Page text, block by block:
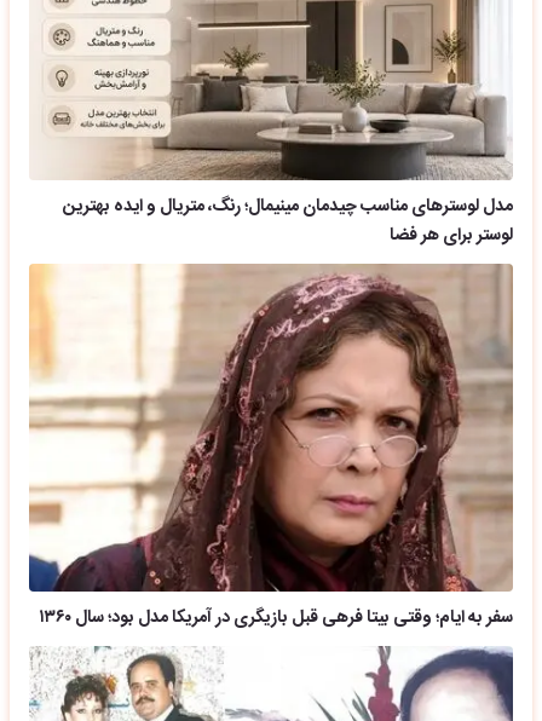
مدل لوسترهای مناسب چیدمان مینیمال؛ رنگ، متریال و ایده بهترین
لوستر برای هر فضا
سفر به ایام؛ وقتی بیتا فرهی قبل بازیگری در آمریکا مدل بود؛ سال ۱۳۶۰